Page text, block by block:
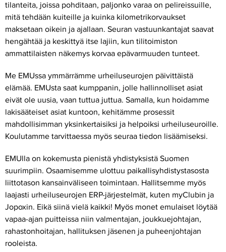
tilanteita, joissa pohditaan, paljonko varaa on pelireissuille,
mitä tehdään kuiteille ja kuinka kilometrikorvaukset
maksetaan oikein ja ajallaan. Seuran vastuunkantajat saavat
hengähtää ja keskittyä itse lajiin, kun tilitoimiston
ammattilaisten näkemys korvaa epävarmuuden tunteet.
Me EMUssa ymmärrämme urheiluseurojen päivittäistä
elämää. EMUsta saat kumppanin, jolle hallinnolliset asiat
eivät ole uusia, vaan tuttua juttua. Samalla, kun hoidamme
lakisääteiset asiat kuntoon, kehitämme prosessit
mahdollisimman yksinkertaisiksi ja helpoiksi urheiluseuroille.
Koulutamme tarvittaessa myös seuraa tiedon lisäämiseksi.
EMUlla on kokemusta pienistä yhdistyksistä Suomen
suurimpiin. Osaamisemme ulottuu paikallisyhdistystasosta
liittotason kansainväliseen toimintaan. Hallitsemme myös
laajasti urheiluseurojen ERP-järjestelmät, kuten myClubin ja
Jopoxin. Eikä siinä vielä kaikki! Myös monet emulaiset löytää
vapaa-ajan puitteissa niin valmentajan, joukkuejohtajan,
rahastonhoitajan, hallituksen jäsenen ja puheenjohtajan
rooleista.